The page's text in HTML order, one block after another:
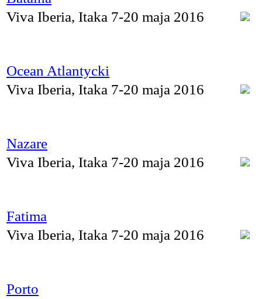
Viva Iberia, Itaka 7-20 maja 2016
Ocean Atlantycki
Viva Iberia, Itaka 7-20 maja 2016
Nazare
Viva Iberia, Itaka 7-20 maja 2016
Fatima
Viva Iberia, Itaka 7-20 maja 2016
Porto